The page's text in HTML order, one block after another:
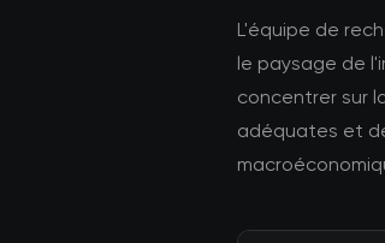
L'équipe de
le paysage de
concentrer sur
adéquates et